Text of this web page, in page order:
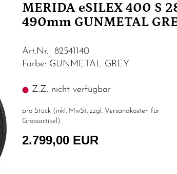
MERIDA eSILEX 400 S
490mm GUNMETAL
Art.Nr. 82541140
Farbe: GUNMETAL GREY
Z.Z. nicht verfügbar
pro Stück (inkl. MwSt. zzgl. Versandkosten für
Grossartikel )
2.799,00 EUR